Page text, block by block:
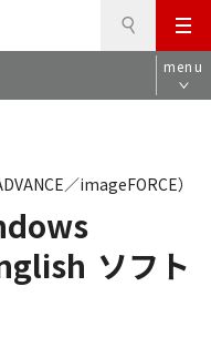
メ
ニ
ュ
menu
ソフト
／imageFORCE）